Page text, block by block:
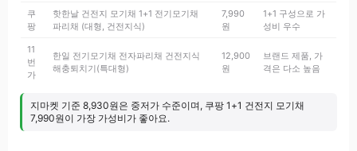
쿠
팡
핫한날 건전지 모기채 1+1 전기모기채
파리채 (대형, 건전지식)
7,990
원
1+1 구성으로 가
성비 우수
11
번
가
한일 전기모기채 전자파리채 건전지식
해충퇴치기(특대형)
12,900
원
브랜드 제품, 가
격은 다소 높음
지마켓 기준 8,930원은 중저가 수준이며, 쿠팡 1+1 건전지 모기채
7,990원이 가장 가성비가 좋아요.